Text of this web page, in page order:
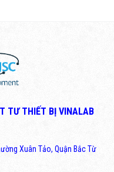
TƯ THIẾT BỊ VINALAB
Xuân Tảo, Quận Bắc Từ